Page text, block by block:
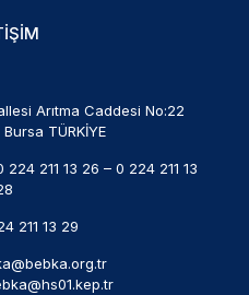
Arıtma Caddesi No:22
TÜRKİYE
224 211 13 26 – 0 224 211 13
211 13 29